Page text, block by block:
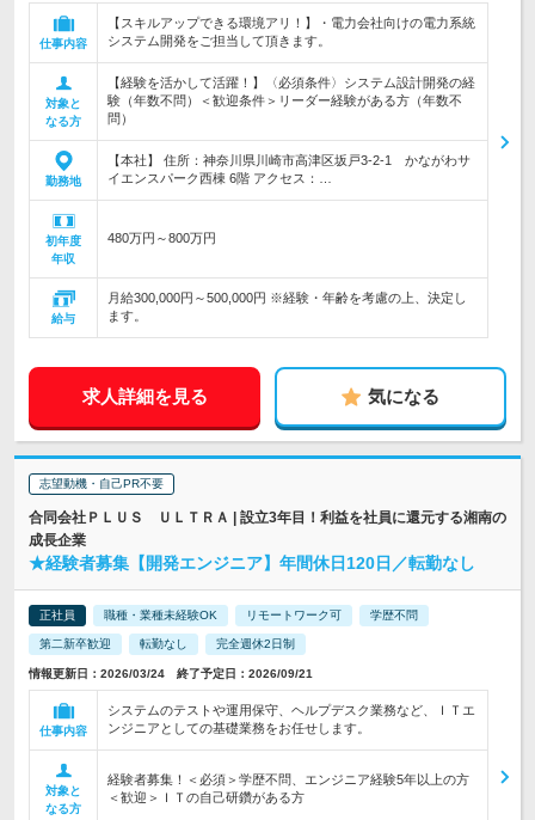
仕事内容
【スキルアップできる環境アリ！】・電力会社向けの電力系統
システム開発をご担当して頂きます。
対象と
なる方
【経験を活かして活躍！】〈必須条件〉システム設計開発の経
験（年数不問）＜歓迎条件＞リーダー経験がある方（年数不
問）
勤務地
【本社】 住所：神奈川県川崎市高津区坂戸3-2-1 かながわサ
イエンスパーク西棟 6階 アクセス：…
初年度
年収
480万円～800万円
給与
月給300,000円～500,000円 ※経験・年齢を考慮の上、決定し
ます。
求人詳細を見る 気になる
志望動機・自己PR不要
合同会社ＰＬＵＳ ＵＬＴＲＡ | 設立3年目！利益を社員に還元する湘南の
成長企業
★経験者募集【開発エンジニア】年間休日120日／転勤なし
正社員 職種・業種未経験OK リモートワーク可 学歴不問
第二新卒歓迎 転勤なし 完全週休2日制
情報更新日：2026/03/24 終了予定日：2026/09/21
仕事内容
システムのテストや運用保守、ヘルプデスク業務など、ＩＴエ
ンジニアとしての基礎業務をお任せします。
対象と
なる方
経験者募集！＜必須＞学歴不問、エンジニア経験5年以上の方
＜歓迎＞ＩＴの自己研鑽がある方